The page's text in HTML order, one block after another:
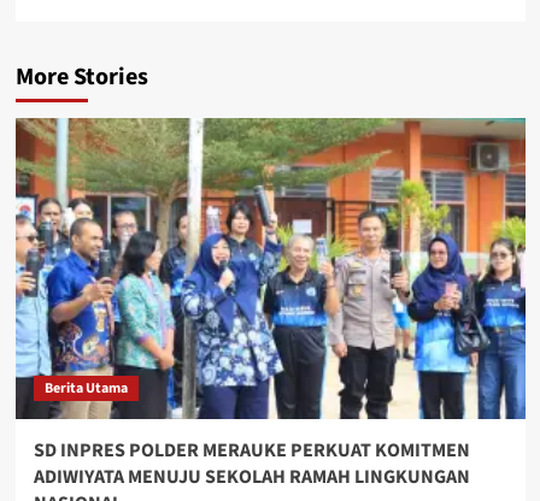
More Stories
Berita Utama
SD INPRES POLDER MERAUKE PERKUAT KOMITMEN
ADIWIYATA MENUJU SEKOLAH RAMAH LINGKUNGAN